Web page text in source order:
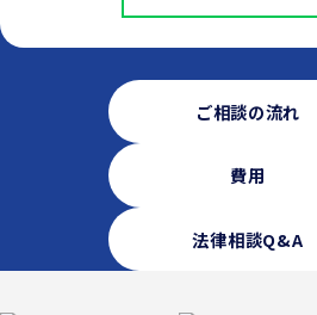
ご相談の流れ
費用
法律相談Q&A